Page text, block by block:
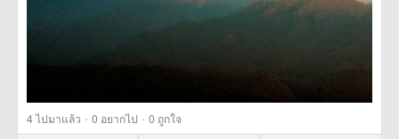
4ไปมาแล้ว · 0 อยากไป · 0 ถูกใจ